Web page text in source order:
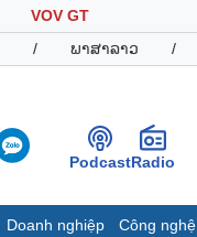
VOV GT
/ ພາສາລາວ /
PodcastRadio
Doanh nghiệp Công nghệ